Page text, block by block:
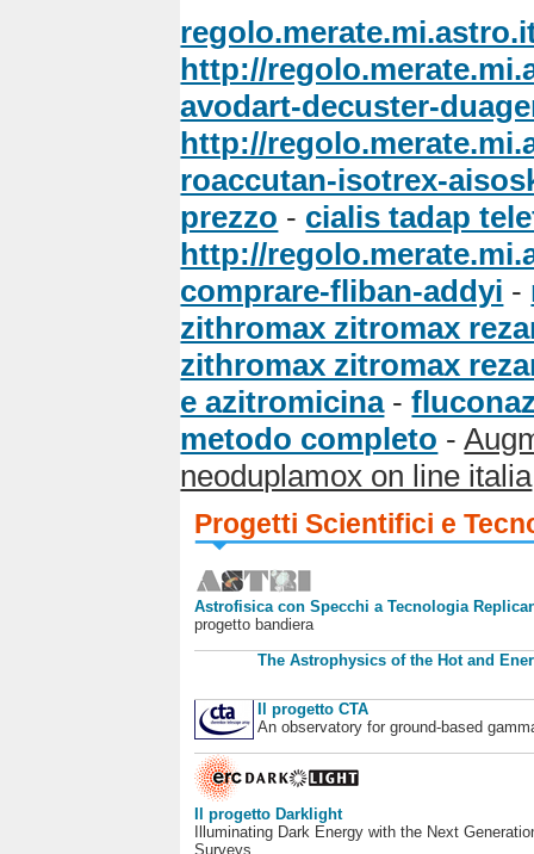
http://
avodart-decuster-
http://
roaccutan-isotrex-
prezzo - cialis tadap
http://
comprare-fliban-addyi -
zithromax zitromax
zithromax zitromax
e azitromicina-
metodo completo -
neoduplamox on line italia
Progetti Scientifici e
Astrofisica con Specchi a Tecnologia
progetto bandiera
The Astrophysics of the Hot and
Il progetto CTA
An observatory for ground-based
Il progetto Darklight
Illuminating Dark Energy with the Next
Surveys